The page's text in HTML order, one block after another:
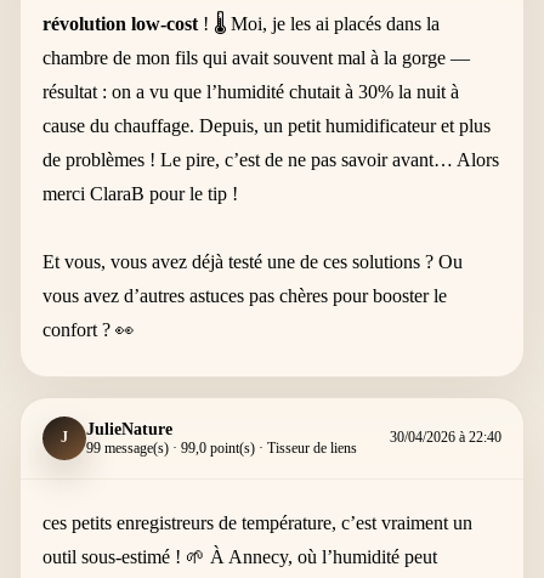
révolution low-cost ! 🌡️ Moi, je les ai placés dans la
chambre de mon fils qui avait souvent mal à la gorge —
résultat : on a vu que l’humidité chutait à 30% la nuit à
cause du chauffage. Depuis, un petit humidificateur et plus
de problèmes ! Le pire, c’est de ne pas savoir avant… Alors
merci ClaraB pour le tip !
Et vous, vous avez déjà testé une de ces solutions ? Ou
vous avez d’autres astuces pas chères pour booster le
confort ? 👀
J JulieNature
99 message(s) · 99,0 point(s) · Tisseur de liens
30/04/2026 à 22:40
ces petits enregistreurs de température, c’est vraiment un
outil sous-estimé ! 🌱 À Annecy, où l’humidité peut